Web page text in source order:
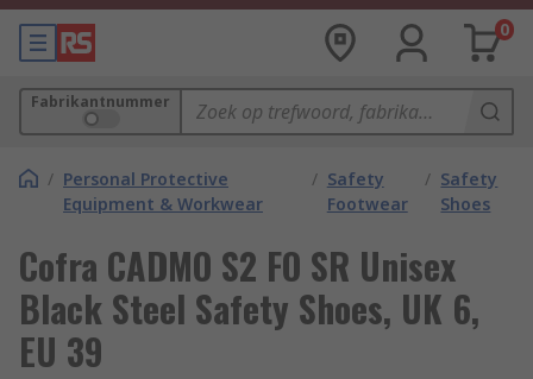
0
Fabrikantnummer
/ Personal Protective
Equipment & Workwear
/ Safety
Footwear
/ Safety
Shoes
Cofra CADMO S2 FO SR Unisex
Black Steel Safety Shoes, UK 6,
EU 39